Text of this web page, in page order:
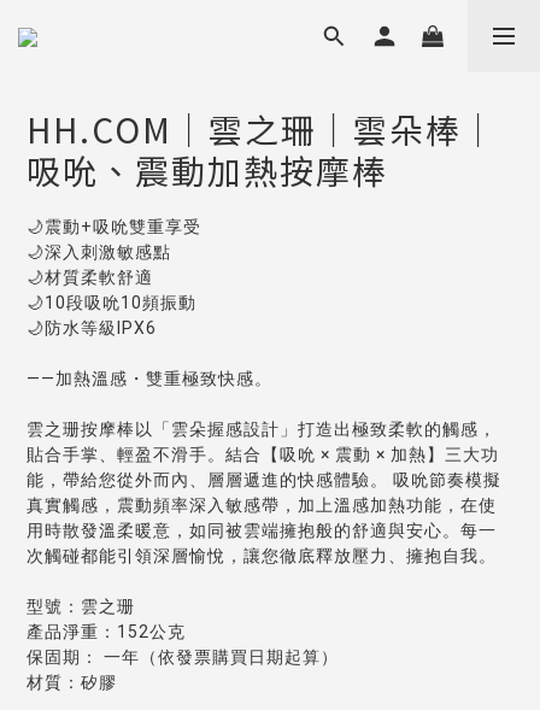
HH.COM｜雲之珊｜雲朵棒｜
吸吮、震動加熱按摩棒
🌙震動+吸吮雙重享受
🌙深入刺激敏感點
🌙材質柔軟舒適
🌙10段吸吮10頻振動
🌙防水等級IPX6
——加熱溫感・雙重極致快感。
雲之珊按摩棒以「雲朵握感設計」打造出極致柔軟的觸感，
貼合手掌、輕盈不滑手。結合【吸吮 × 震動 × 加熱】三大功
能，帶給您從外而內、層層遞進的快感體驗。 吸吮節奏模擬
真實觸感，震動頻率深入敏感帶，加上溫感加熱功能，在使
用時散發溫柔暖意，如同被雲端擁抱般的舒適與安心。每一
次觸碰都能引領深層愉悅，讓您徹底釋放壓力、擁抱自我。
型號：雲之珊
產品淨重：152公克
保固期： 一年（依發票購買日期起算）
材質：矽膠